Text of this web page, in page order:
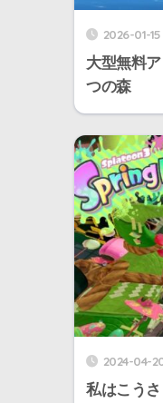
2026-01-15
大型無料
つの森
2024-04-
私はこう